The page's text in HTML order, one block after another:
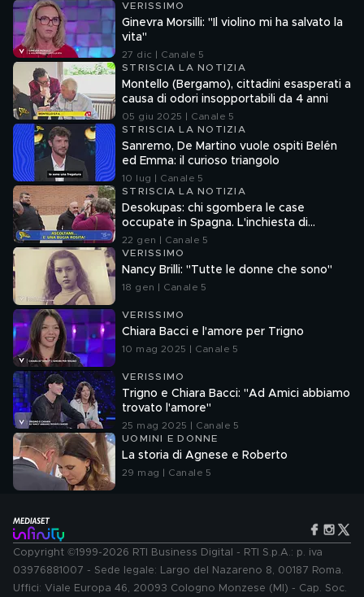
VERISSIMO
Ginevra Morsilli: "Il violino mi ha salvato la
vita"
27 dic | Canale 5
STRISCIA LA NOTIZIA
Montello (Bergamo), cittadini esasperati a
causa di odori insopportabili da 4 anni
05 giu 2025 | Canale 5
STRISCIA LA NOTIZIA
Sanremo, De Martino vuole ospiti Belén
ed Emma: il curioso triangolo
10 lug | Canale 5
STRISCIA LA NOTIZIA
Desokupas: chi sgombera le case
occupate in Spagna. L'inchiesta di
Francesco Mazza
22 gen | Canale 5
VERISSIMO
Nancy Brilli: "Tutte le donne che sono"
18 gen | Canale 5
VERISSIMO
Chiara Bacci e l'amore per Trigno
10 mag 2025 | Canale 5
VERISSIMO
Trigno e Chiara Bacci: "Ad Amici abbiamo
trovato l'amore"
25 mag 2025 | Canale 5
UOMINI E DONNE
La storia di Agnese e Roberto
29 mag | Canale 5
Copyright ©1999-2026 RTI Business Digital - RTI S.p.A.: p. iva
03976881007 - Sede legale: Largo del Nazareno 8, 00187 Roma.
Uffici: Viale Europa 46, 20093 Cologno Monzese (MI) - Cap. Soc.